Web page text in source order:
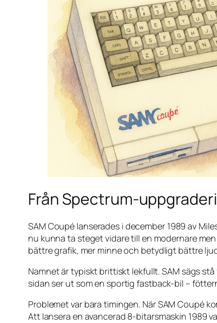
Från Spectrum-
SAM Coupé lanserades i december 1989 av
nu kunna ta steget vidare till en modernare
bättre grafik, mer minne och betydligt bättre
Namnet är typiskt brittiskt lekfullt. SAM sägs
sidan ser ut som en sportig fastback-bil –
Problemet var bara timingen. När SAM Coupé
Att lansera en avancerad 8-bitarsmaskin 1989